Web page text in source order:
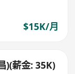
$15K/月
)(薪金: 35K)